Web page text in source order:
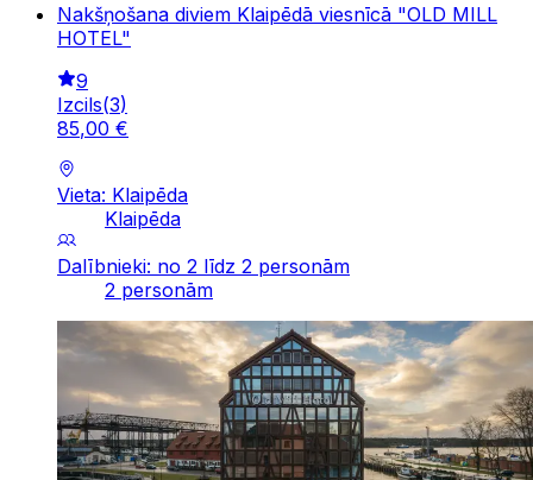
Nakšņošana diviem Klaipēdā viesnīcā "OLD MILL
HOTEL"
9
Izcils(3)
85,00 €
Vieta: Klaipēda
Klaipēda
Dalībnieki: no 2 līdz 2 personām
2 personām